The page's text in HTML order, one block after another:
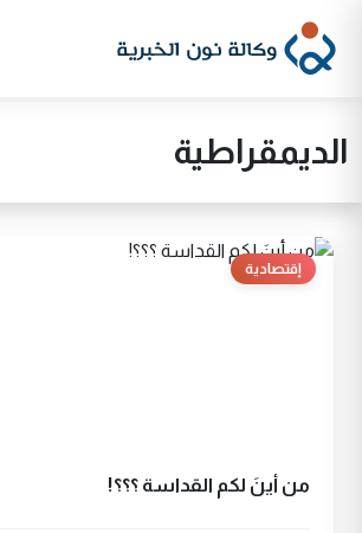
الديمقراطية
إقتصادية
من أينَ لكم القداسة ؟؟؟!